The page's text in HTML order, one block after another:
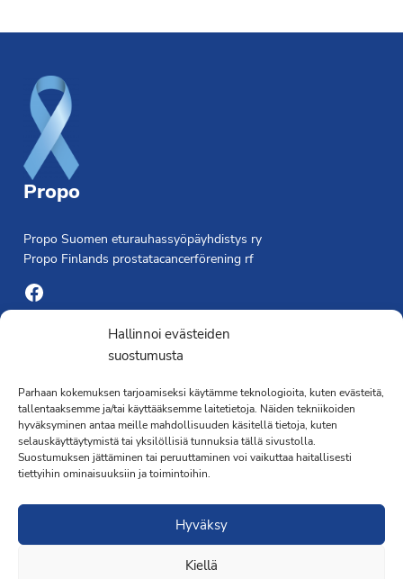
Hallinnoi evästeiden
suostumusta
Parhaan kokemuksen tarjoamiseksi käytämme teknologioita, kuten evästeitä,
tallentaaksemme ja/tai käyttääksemme laitetietoja. Näiden tekniikoiden
hyväksyminen antaa meille mahdollisuuden käsitellä tietoja, kuten
selauskäyttäytymistä tai yksilöllisiä tunnuksia tällä sivustolla.
Suostumuksen jättäminen tai peruuttaminen voi vaikuttaa haitallisesti
tiettyihin ominaisuuksiin ja toimintoihin.
Hyväksy
Kiellä
Propo
Propo Suomen eturauhassyöpäyhdistys ry
Propo Finlands prostatacancerförening rf
Facebook
Yhdistyksen toimisto
Laivapojankatu 3 C, 00180 Helsinki
toimisto@propo.fi
Saavutettavuusseloste »
Toiminnanjohtaja